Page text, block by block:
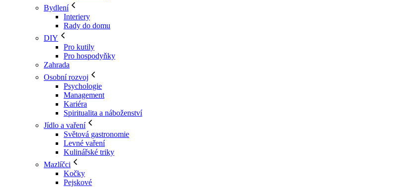
Bydlení
Interiery
Rady do domu
DIY
Pro kutily
Pro hospodyňky
Zahrada
Osobní rozvoj
Psychologie
Management
Kariéra
Spiritualita a náboženství
Jídlo a vaření
Světová gastronomie
Levné vaření
Kulinářské triky
Mazlíčci
Kočky
Pejskové